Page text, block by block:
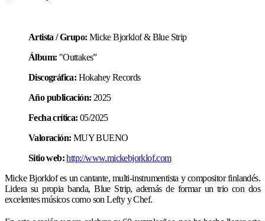
Artista / Grupo: Micke Bjorklof & Blue Strip
Álbum: "Outtakes”
Discográfica: Hokahey Records
Año publicación: 2025
Fecha crítica: 05/2025
Valoración: MUY BUENO
Sitio web: http://www.mickebjorklof.com
Micke Bjorklof es un cantante, multi-instrumentista y compositor finlandés.
Lidera su propia banda, Blue Strip, además de formar un trio con dos
excelentes músicos como son Lefty y Chef.